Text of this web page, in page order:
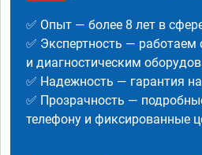
✅ Опыт — более 8 лет в
✅ Экспертность —
и диагностическим
✅ Надежность — гарантия
✅ Прозрачность —
телефону и фиксированные